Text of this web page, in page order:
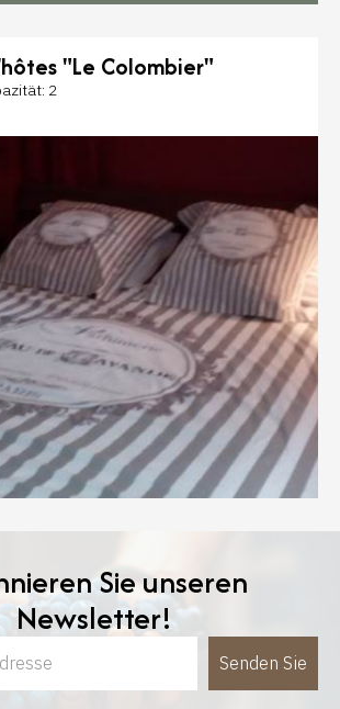
"Le Colombier"
2
Sie unseren
Newsletter!
Senden Sie